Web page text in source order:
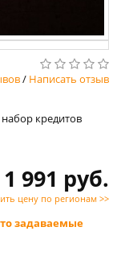
/ Написать отзыв
кредитов
1 991 руб.
цену по регионам >>
задаваемые